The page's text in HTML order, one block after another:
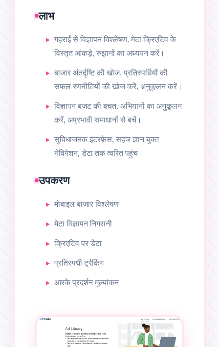
लाभ
गहराई से विज्ञापन विश्लेषण. मेटा क्रिएटिव के
विस्तृत आंकड़े, रुझानों का अध्ययन करें।
बाजार अंतर्दृष्टि की खोज. प्रतिस्पर्धियों की
सफल रणनीतियों की खोज करें, अनुकूलन करें।
विज्ञापन बजट की बचत. अभियानों का अनुकूलन
करें, अप्रभावी समाधानों से बचें।
सुविधाजनक इंटरफ़ेस. सहज ज्ञान युक्त
नेविगेशन, डेटा तक त्वरित पहुंच।
उपकरण
मोबाइल बाजार विश्लेषण
मेटा विज्ञापन निगरानी
क्रिएटिव पर डेटा
प्रतिस्पर्धी ट्रैकिंग
आरके प्रदर्शन मूल्यांकन